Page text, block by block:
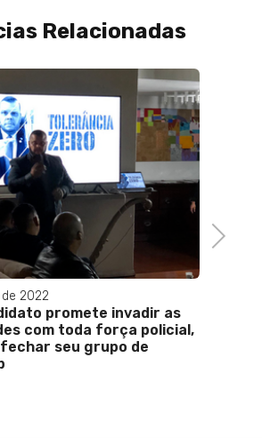
Relacionadas
2022
promete invadir as
com toda força policial,
seu grupo de
Next